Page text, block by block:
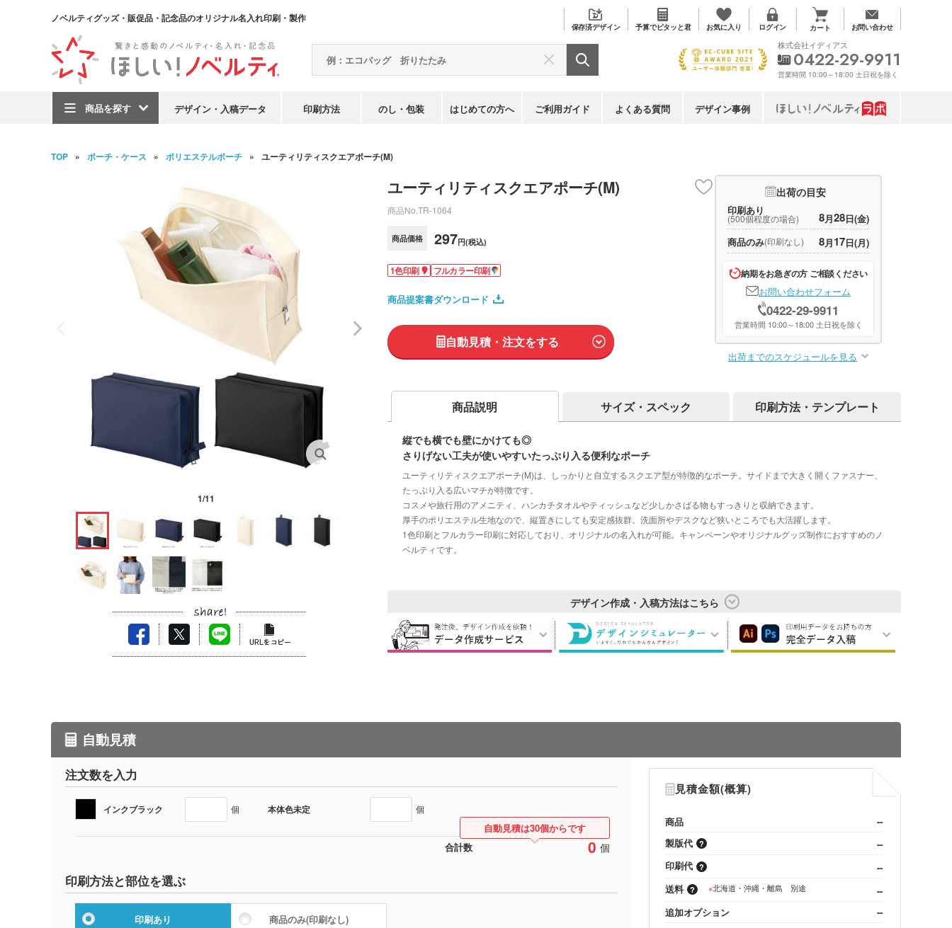
ノベルティグッズ・販促品・記念品のオリジナル名入れ印刷・製作
保存済デザイン 予算でピタッと君 お気に入り ログイン カート お問い合わせ
商品を探す デザイン・入稿データ 印刷方法 のし・包装 はじめての方へ ご利用ガイド よくある質問 デザイン事例
株式会社イディアス
0422-29-9911
営業時間 10:00～18:00 土日祝を除く
TOP ポーチ・ケース ポリエステルポーチ ユーティリティスクエアポーチ(M)
1/11
ユーティリティスクエアポーチ(M)
商品No. TR-1064
商品価格 297円(税込)
1色印刷 フルカラー印刷
商品提案書ダウンロード
自動見積・注文をする
出荷の目安
印刷あり
(500個程度の場合) 8月28日(金)
商品のみ(印刷なし) 8月17日(月)
納期をお急ぎの方 ご相談ください
お問い合わせフォーム
0422-29-9911
営業時間 10:00～18:00 土日祝を除く
出荷までのスケジュールを見る
商品説明 サイズ・スペック 印刷方法・テンプレート
縦でも横でも壁にかけても◎
さりげない工夫が使いやすいたっぷり入る便利なポーチ
ユーティリティスクエアポーチ(M)は、しっかりと自立するスクエア型が特徴的なポーチ。サイドまで大きく開くファスナー、
たっぷり入る広いマチが特徴です。
コスメや旅行用のアメニティ、ハンカチタオルやティッシュなど少しかさばる物もすっきりと収納できます。
厚手のポリエステル生地なので、縦置きにしても安定感抜群。洗面所やデスクなど狭いところでも大活躍します。
1色印刷とフルカラー印刷に対応しており、オリジナルの名入れが可能。キャンペーンやオリジナルグッズ制作におすすめのノ
ベルティです。
デザイン作成・入稿方法はこちら
自動見積
注文数を入力
インクブラック 個 本体色未定 個
合計数 0 個
自動見積は30個からです
印刷方法と部位を選ぶ
印刷あり 商品のみ(印刷なし)
見積金額(概算)
商品
--
製版代
--
印刷代
--
送料
※北海道・沖縄・離島 別途
--
追加オプション
--